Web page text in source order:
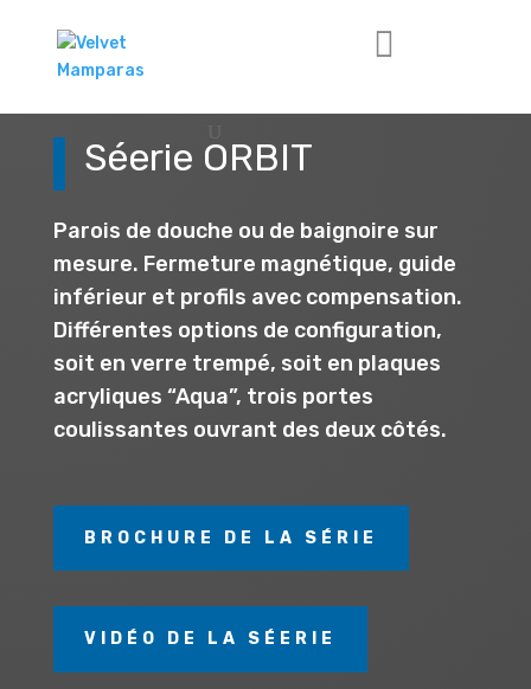
Séerie ORBIT
Parois de douche ou de baignoire sur
mesure. Fermeture magnétique, guide
inférieur et profils avec compensation.
Différentes options de configuration,
soit en verre trempé, soit en plaques
acryliques “Aqua”, trois portes
coulissantes ouvrant des deux côtés.
BROCHURE DE LA SÉRIE
VIDÉO DE LA SÉERIE